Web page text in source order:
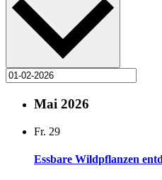
Mai 2026
Fr. 29
Essbare Wildpflanzen